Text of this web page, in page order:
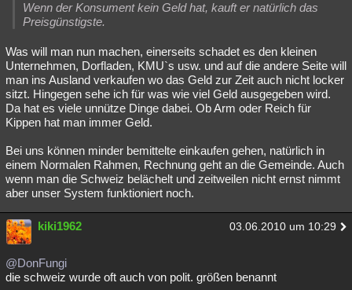
Wenn der Konsument kein Geld hat, kauft er natürlich das
Preisgünstigste.
Was will man nun machen, einerseits schadet es den kleinen
Unternehmen, Dorfladen, KMU`s usw. und auf die andere Seite will
man ins Ausland verkaufen wo das Geld zur Zeit auch nicht locker
sitzt. Hingegen sehe ich für was wie viel Geld ausgegeben wird.
Da hat es viele unnütze Dinge dabei. Ob Arm oder Reich für
Kippen hat man immer Geld.
Bei uns können minder bemittelte einkaufen gehen, natürlich in
einem Normalen Rahmen, Rechnung geht an die Gemeinde. Auch
wenn man die Schweiz belächelt und zeitweilen nicht ernst nimmt
aber unser System funktioniert noch.
kiki1962 03.06.2010 um 10:29
@DonFungi
die schweiz wurde oft auch von polit. größen benannt